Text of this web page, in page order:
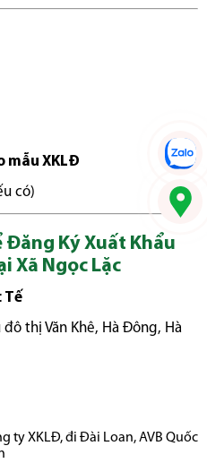
mẫu XKLĐ
có)
Đăng Ký Xuất Khẩu
Xã Ngọc Lặc
Tế
đô thị Văn Khê, Hà Đông, Hà
ty XKLĐ,đi Đài Loan,AVB Quốc